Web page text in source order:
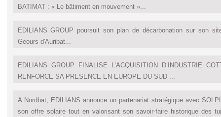
BATIMAT : « Le bâtiment en mouvement »...
EDILIANS GROUP poursuit son plan de décarbonation sur son
Geours-d'Auribat...
EDILIANS GROUP FINALISE L’ACQUISITION D’INDUSTRIE
RENFORCE SA PRESENCE EN EUROPE DU SUD ...
A Nordbat, EDILIANS annonce un partenariat stratégique avec
son offre solaire tout en valorisant son savoir-faire historique des